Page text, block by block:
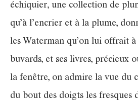
échiquier, une collection de
qu’à l’encrier et à la plume,
les Waterman qu’on lui offrait à
buvards, et ses livres, précieux
la fenêtre, on admire la vue du
du bout des doigts les fresques